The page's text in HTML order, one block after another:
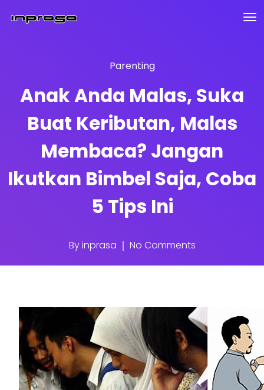
Parenting
Anak Anda Malas, Suka
Buat Keributan, Malas
Membaca? Jangan
Ikutkan Bimbel Saja, Coba
5 Tips Ini
Byinprasa No Comments